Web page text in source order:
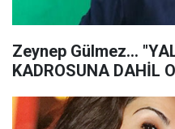
Zeynep Gülmez...
KADROSUNA DAHİL